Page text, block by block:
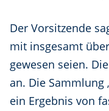
Der Vorsitzende
mit insgesamt
gewesen seien.
an. Die Sammlung
ein Ergebnis von